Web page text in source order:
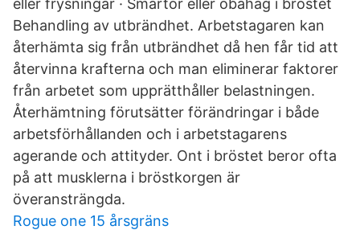
eller frysningar · Smärtor eller obahag i bröstet
Behandling av utbrändhet. Arbetstagaren kan
återhämta sig från utbrändhet då hen får tid att
återvinna krafterna och man eliminerar faktorer
från arbetet som upprätthåller belastningen.
Återhämtning förutsätter förändringar i både
arbetsförhållanden och i arbetstagarens
agerande och attityder. Ont i bröstet beror ofta
på att musklerna i bröstkorgen är
överansträngda.
Rogue one 15 årsgräns